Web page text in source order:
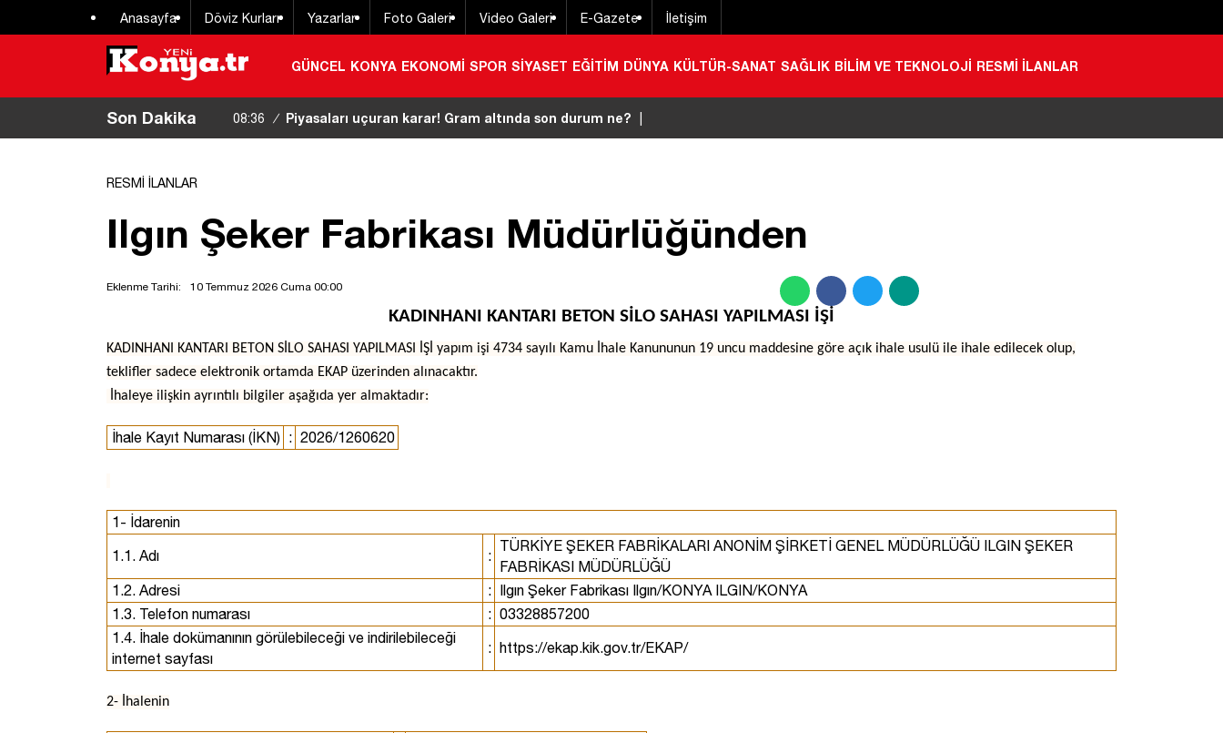
Anasayfa Döviz Kurları Yazarlar Foto Galeri Video Galeri E-Gazete İletişim
GÜNCEL KONYA EKONOMİ SPOR SİYASET EĞİTİM DÜNYA KÜLTÜR-SANAT SAĞLIK BİLİM VE TEKNOLOJİ RESMİ İLANLAR
Son Dakika 08:36 / Piyasaları uçuran karar! Gram altında son durum ne?
RESMİ İLANLAR
Ilgın Şeker Fabrikası Müdürlüğünden
Eklenme Tarihi: 10 Temmuz 2026 Cuma 00:00
KADINHANI KANTARI BETON SİLO SAHASI YAPILMASI İŞİ
KADINHANI KANTARI BETON SİLO SAHASI YAPILMASI İŞİ yapım işi 4734 sayılı Kamu İhale Kanununun 19 uncu maddesine göre açık ihale usulü ile ihale edilecek olup,
teklifler sadece elektronik ortamda EKAP üzerinden alınacaktır.
İhaleye ilişkin ayrıntılı bilgiler aşağıda yer almaktadır:
İhale Kayıt Numarası (İKN) : 2026/1260620
1- İdarenin
1.1. Adı :
TÜRKİYE ŞEKER FABRİKALARI ANONİM ŞİRKETİ GENEL MÜDÜRLÜĞÜ ILGIN ŞEKER
FABRİKASI MÜDÜRLÜĞÜ
1.2. Adresi
: Ilgın Şeker Fabrikası Ilgın/KONYA ILGIN/KONYA
1.3. Telefon numarası
: 03328857200
1.4. İhale dokümanının görülebileceği ve indirilebileceği
internet sayfası
: https://ekap.kik.gov.tr/EKAP/
2- İhalenin